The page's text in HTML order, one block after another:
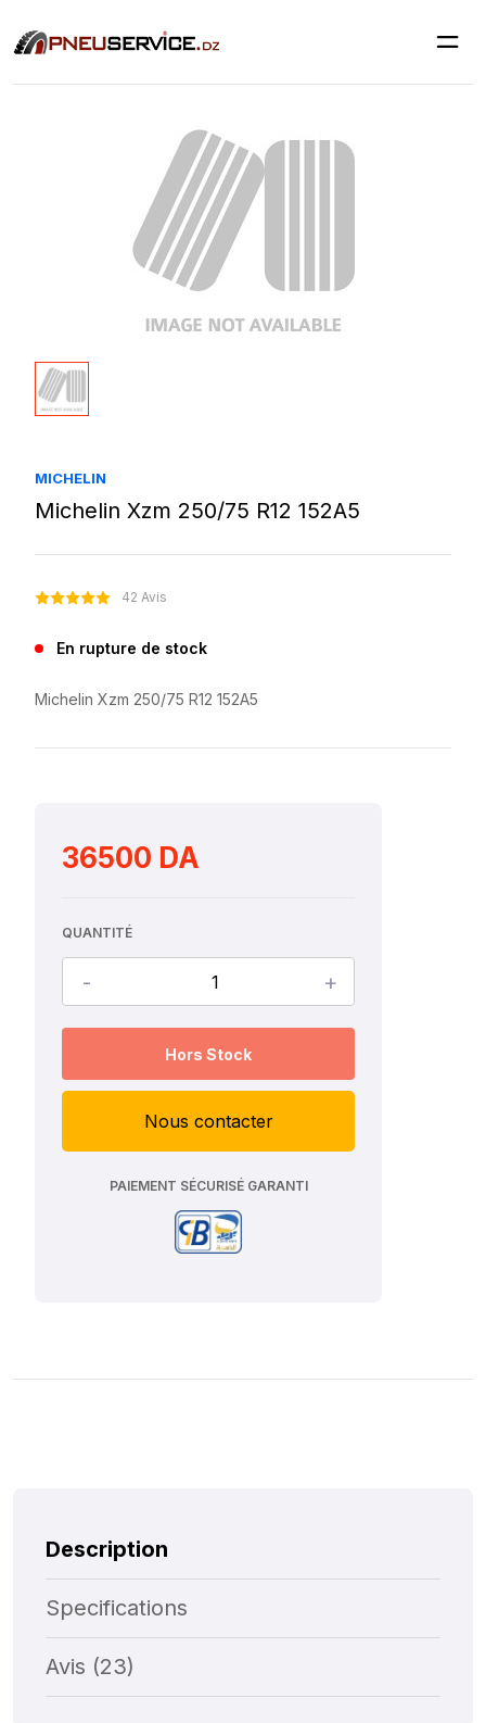
MICHELIN
Michelin Xzm 250/75 R12 152A5
42 Avis
En rupture de stock
Michelin Xzm 250/75 R12 152A5
36500 DA
QUANTITÉ
- +
Hors Stock
Nous contacter
PAIEMENT SÉCURISÉ GARANTI
Description
Specifications
Avis (23)